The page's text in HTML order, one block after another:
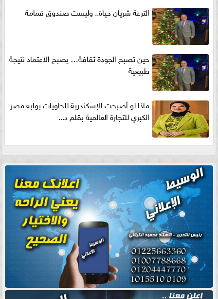
الترعة شريان حياة.. وليست صندوق قمامة
حين تصبح الجودة ثقافة… يصبح الاعتماد نتيجة
طبيعية
ماذا لو أصبحت الإسكندرية للحاويات بوابه مصر
الكبري للتجارة العالمية بقلم د...